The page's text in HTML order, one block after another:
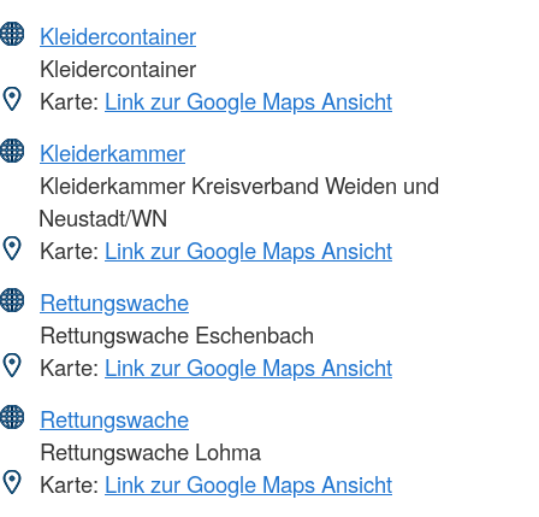
Kleidercontainer
Kleidercontainer
Karte: Link zur Google Maps Ansicht
Kleiderkammer
Kleiderkammer Kreisverband Weiden und
Neustadt/WN
Karte: Link zur Google Maps Ansicht
Rettungswache
Rettungswache Eschenbach
Karte: Link zur Google Maps Ansicht
Rettungswache
Rettungswache Lohma
Karte: Link zur Google Maps Ansicht